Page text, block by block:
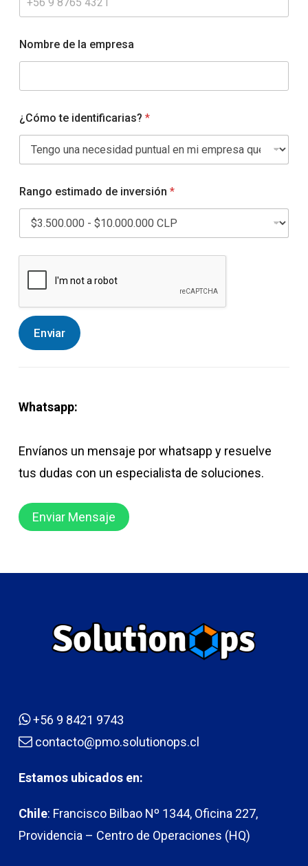
e
l
C
r
r
e
Nombre de la empresa
¿Cómo te identificarias? *
Rango estimado de inversión *
Enviar
Whatsapp:
Envíanos un mensaje por whatsapp y resuelve
tus dudas con un especialista de soluciones.
Enviar Mensaje
+56 9 8421 9743
contacto@pmo.solutionops.cl
Estamos ubicados en:
Chile: Francisco Bilbao Nº 1344, Oficina 227,
Providencia – Centro de Operaciones (HQ)